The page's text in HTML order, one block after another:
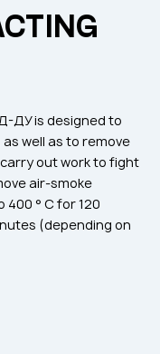
ДУ is designed to
well as to remove
out work to fight
air-smoke
° C for 120
(depending on